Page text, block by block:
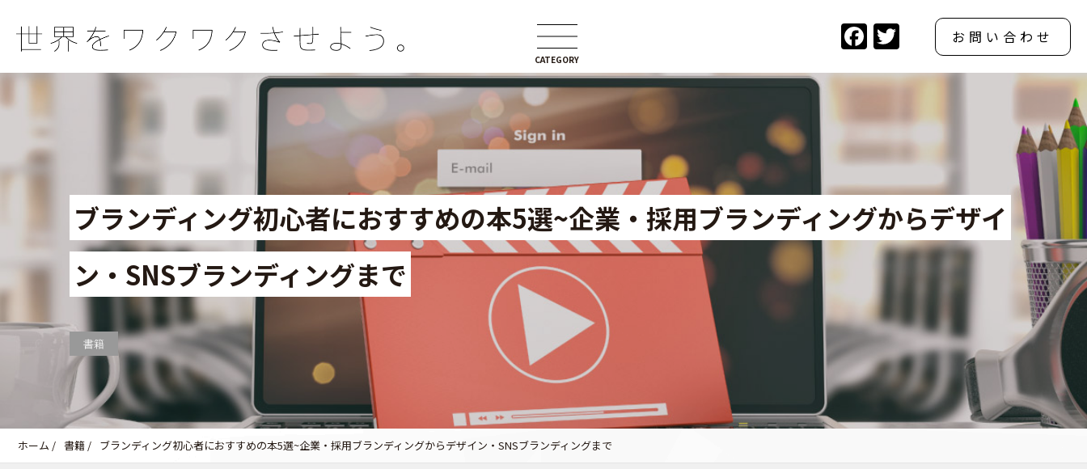
CATEGORY
F
a
c
e
b
o
o
k
T
itt
er
お問い合わせ
ブランディング初心者におすすめの本5選~企業・採用ブランディングからデザイ
ン・SNSブランディングまで
書籍
ホーム / 書籍 / ブランディング初心者におすすめの本5選~企業・採用ブランディングからデザイン・SNSブランディングまで